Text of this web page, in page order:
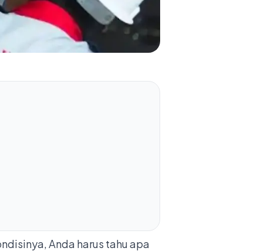
Anda harus tahu apa